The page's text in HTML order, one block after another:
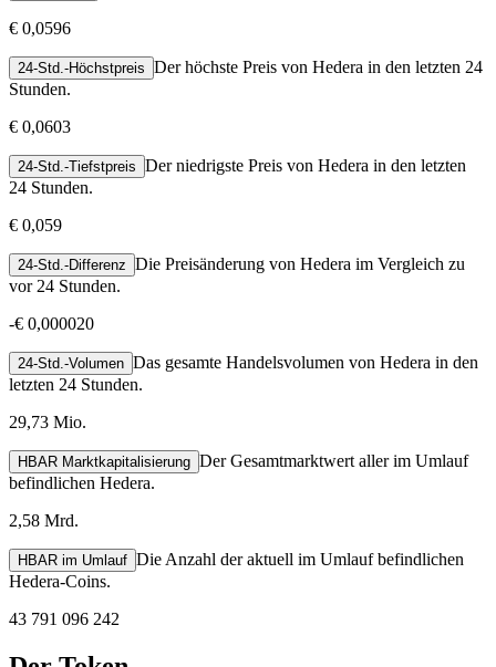
€ 0,0596
24-Std.-Höchstpreis Der höchste Preis von Hedera in den letzten 24
Stunden.
€ 0,0603
24-Std.-Tiefstpreis Der niedrigste Preis von Hedera in den letzten
24 Stunden.
€ 0,059
24-Std.-Differenz Die Preisänderung von Hedera im Vergleich zu
vor 24 Stunden.
-€ 0,000020
24-Std.-Volumen Das gesamte Handelsvolumen von Hedera in den
letzten 24 Stunden.
29,73 Mio.
HBAR Marktkapitalisierung Der Gesamtmarktwert aller im Umlauf
befindlichen Hedera.
2,58 Mrd.
HBAR im Umlauf Die Anzahl der aktuell im Umlauf befindlichen
Hedera-Coins.
43 791 096 242